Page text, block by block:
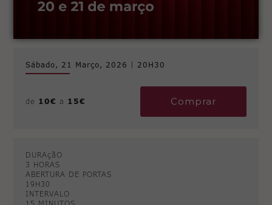
Sábado, 21 Março, 2026 | 20H30
de 10€ a 15€ Comprar
DURAçãO
3 HORAS
ABERTURA DE PORTAS
19H30
INTERVALO